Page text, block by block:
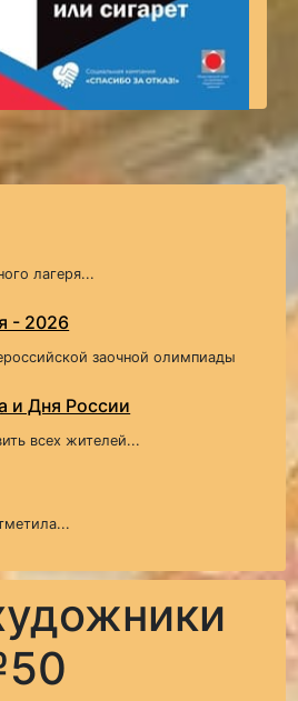
лагеря...
- 2026
заочной олимпиады
и Дня России
всех жителей...